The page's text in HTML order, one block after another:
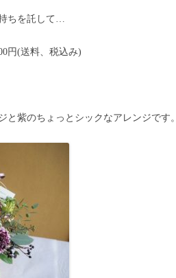
ちを託して…
円(送料、税込み)
と紫のちょっとシックなアレンジです。